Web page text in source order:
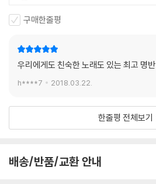
구매한줄평
우리에게도 친숙한 노래도 있는 최고 명반
h****7 2018.03.22.
한줄평 전체보기
배송/반품/교환 안내